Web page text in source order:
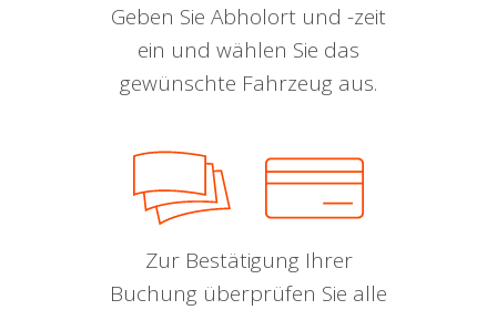
Geben Sie Abholort und -zeit
ein und wählen Sie das
gewünschte Fahrzeug aus.
Zur Bestätigung Ihrer
Buchung überprüfen Sie alle